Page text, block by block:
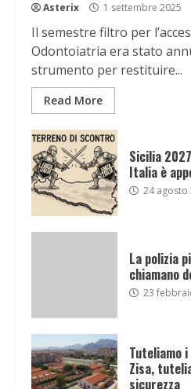
Asterix 1 settembre 2025
Il semestre filtro per
Odontoiatria era stato
strumento per restituire...
Read More
Sicilia
Italia è
24 agosto
La polizia
chiamano
23
Tuteliamo
Zisa,
sicurezza